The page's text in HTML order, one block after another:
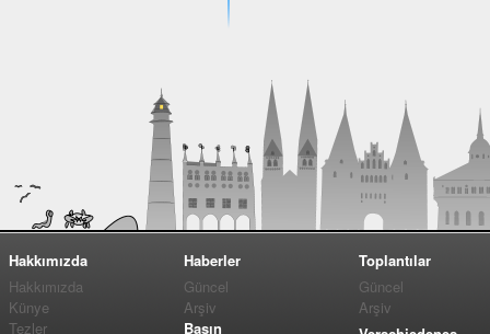
Hakkımızda
Hakkımızda
Künye
Tezler
Haberler
Güncel
Arşiv
Basın
Toplantılar
Güncel
Arşiv